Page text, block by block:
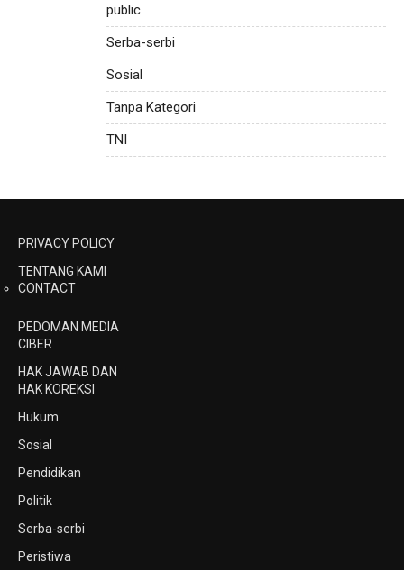
public
Serba-serbi
Sosial
Tanpa Kategori
TNI
PRIVACY POLICY
TENTANG KAMI
CONTACT
PEDOMAN MEDIA
CIBER
HAK JAWAB DAN
HAK KOREKSI
Hukum
Sosial
Pendidikan
Politik
Serba-serbi
Peristiwa